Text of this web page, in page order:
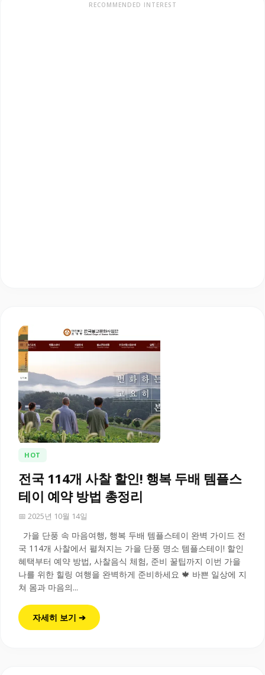
RECOMMENDED INTEREST
HOT
전국 114개 사찰 할인! 행복 두배 템플스
테이 예약 방법 총정리
📅 2025년 10월 14일
가을 단풍 속 마음여행, 행복 두배 템플스테이 완벽 가이드 전
국 114개 사찰에서 펼쳐지는 가을 단풍 명소 템플스테이! 할인
혜택부터 예약 방법, 사찰음식 체험, 준비 꿀팁까지 이번 가을
나를 위한 힐링 여행을 완벽하게 준비하세요 🍁 바쁜 일상에 지
쳐 몸과 마음의...
자세히 보기 ➔